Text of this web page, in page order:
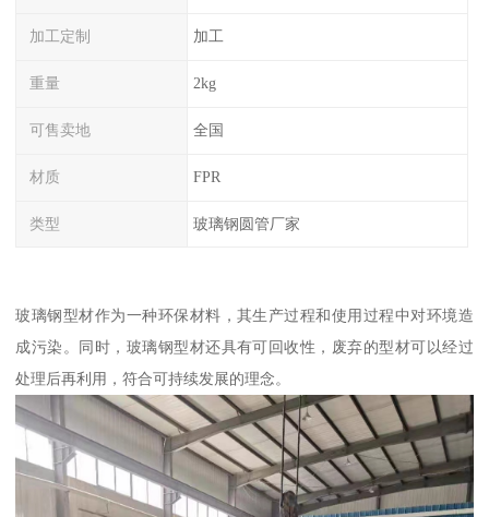
加工定制 加工
重量 2kg
可售卖地 全国
材质 FPR
类型 玻璃钢圆管厂家
玻璃钢型材作为一种环保材料，其生产过程和使用过程中对环境造
成污染。同时，玻璃钢型材还具有可回收性，废弃的型材可以经过
处理后再利用，符合可持续发展的理念。